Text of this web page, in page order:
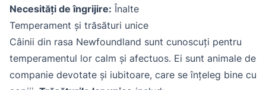
Necesități de îngrijire: Înalte
Temperament și trăsături unice
Câinii din rasa Newfoundland sunt cunoscuți pentru
temperamentul lor calm și afectuos. Ei sunt animale de
companie devotate și iubitoare, care se înțeleg bine cu